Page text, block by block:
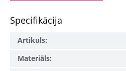
Specifikācija
Artikuls:
Materiāls: